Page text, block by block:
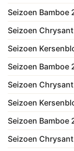
Seizoen Bamboe
Seizoen
Seizoen
Seizoen Bamboe
Seizoen
Seizoen
Seizoen Bamboe
Seizoen